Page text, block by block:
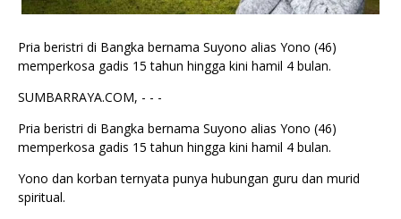
Pria beristri di Bangka bernama Suyono alias Yono (46)
memperkosa gadis 15 tahun hingga kini hamil 4 bulan.
SUMBARRAYA.COM, - - -
Pria beristri di Bangka bernama Suyono alias Yono (46)
memperkosa gadis 15 tahun hingga kini hamil 4 bulan.
Yono dan korban ternyata punya hubungan guru dan murid
spiritual.